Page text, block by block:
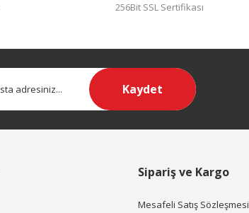
256Bit SSL Sertifikası
Kaydet
Sipariş ve Kargo
Mesafeli Satış Sözleşmesi